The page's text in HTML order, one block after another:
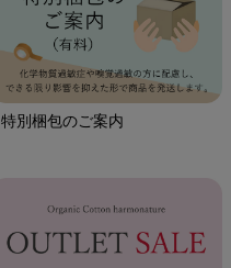
特別梱包のご案内